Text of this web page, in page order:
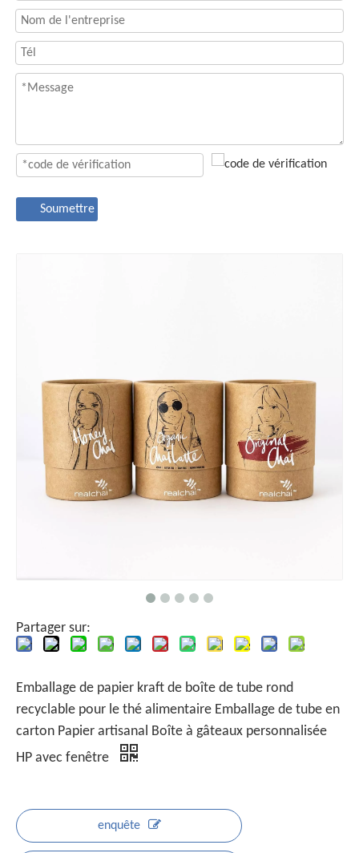
Soumettre
Partager sur:
Emballage de papier kraft de boîte de tube rond
recyclable pour le thé alimentaire Emballage de tube en
carton Papier artisanal Boîte à gâteaux personnalisée
HP avec fenêtre
enquête